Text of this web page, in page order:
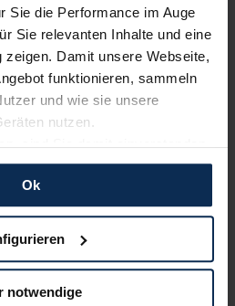
Sie die Performance im Auge
Sie relevanten Inhalte und eine
zeigen. Damit unsere Webseite,
funktionieren, sammeln
und wie sie unsere
nutzen.
sind Sie damit einverstanden
für unseren Service zu
an Dritte weiterzugeben,
Falls Sie dem nicht
wir uns auf die
und Sie somit nicht
Neuwagen unterstützen.
Ok
notwendige
fortwo: Zwei aufgeweckte
KI-generiert